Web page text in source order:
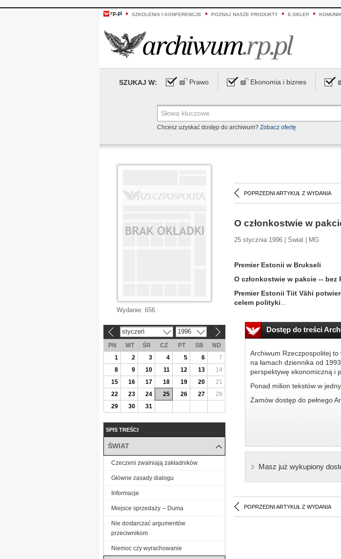
SZKOLENIA I KONFERENCJE POZNAJ NASZE PRODUKTY E-SKLEP
SZUKAJ W: Prawo Ekonomia i biznes
Chcesz uzyskać dostęp do archiwum? Zobacz ofertę
POPRZEDNI ARTYKUŁ Z WYDANIA
O członkostwie w
25 stycznia 1996 | Świat | MG
Premier Estonii w Brukseli
O członkostwie w pakcie -- bez
Premier Estonii Tiit Vähi
celem polityki
Dostęp do treści
Archiwum Rzeczpospolitej
na łamach dziennika od
perspektywę ekonomiczną i
Ponad milion tekstów w
Zamów dostęp do pełnego
Masz już wykupiony
POPRZEDNI ARTYKUŁ Z WYDANIA
Wydanie: 656
styczeń 1996
PN WT ŚR CZ PT SB
ND
1
2 3 4 5 6
7
8
9 10 11 12 13
14
15
16 17 18 19 20
21
22
23 24 25 26 27
28
29
30 31
SPIS TREŚCI
ŚWIAT
Czeczeni zwalniają zakładników
Główne zasady dialogu
Informacje
Miejsce sprzedaży -- Duma
Nie dostarczać argumentów
przeciwnikom
Niemoc czy wyrachowanie